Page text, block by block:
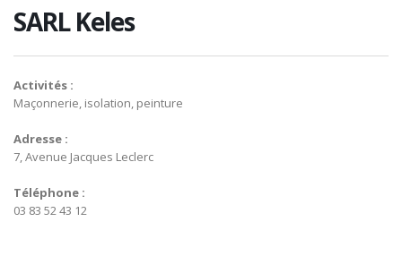
SARL Keles
Activités :
Maçonnerie, isolation, peinture
Adresse :
7, Avenue Jacques Leclerc
Téléphone :
03 83 52 43 12